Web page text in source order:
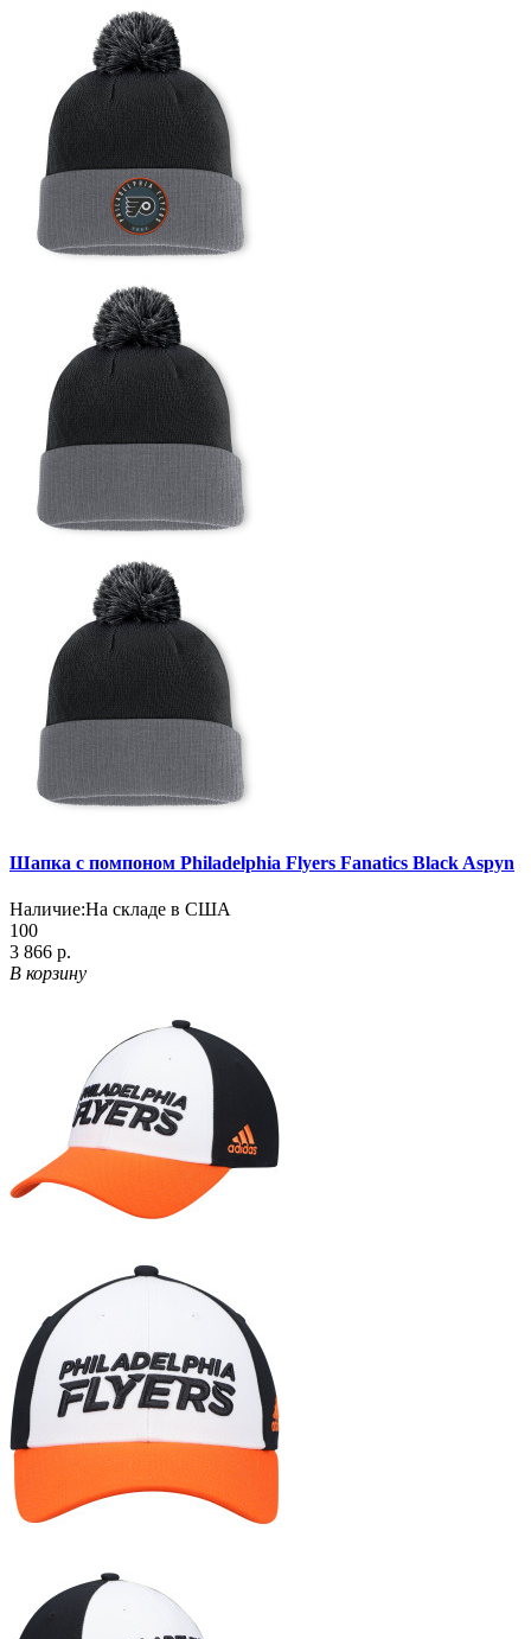
Шапка с помпоном Philadelphia Flyers Fanatics Black Aspyn
Наличие:На складе в США
100
3 866 р.
В корзину